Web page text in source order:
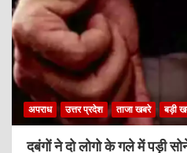
अपराध उत्तर प्रदेश ताजा खबरे बड़ी
दबंगों ने दो लोगो के गले में पड़ी